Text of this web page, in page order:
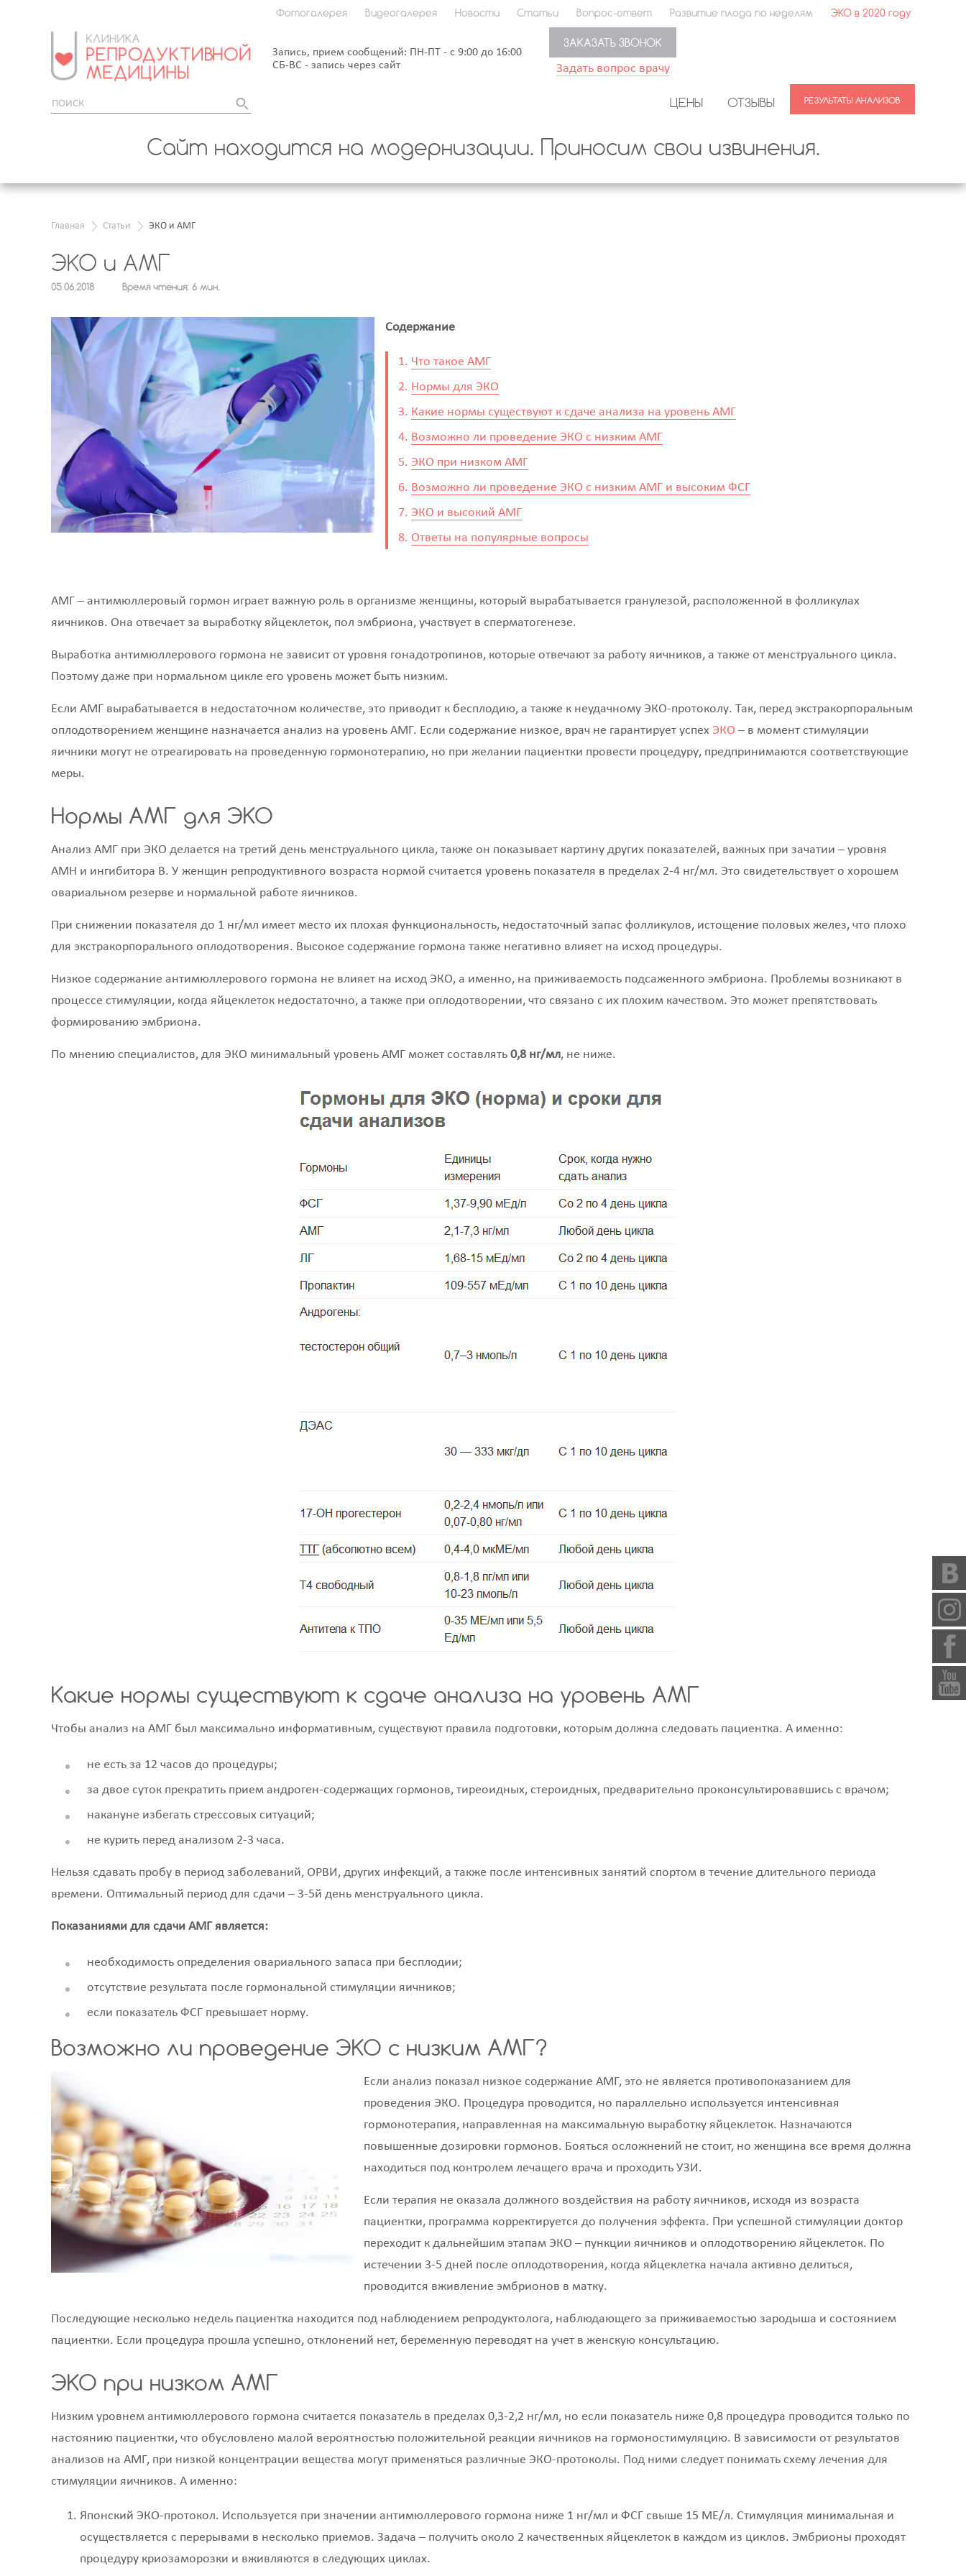
Фотогалерея Видеогалерея Новости Статьи Вопрос-ответ Развитие плода по неделям ЭКО в 2020 году
Запись, прием сообщений: ПН-ПТ - с 9:00 до 16:00
СБ-ВС - запись через сайт
ЗАКАЗАТЬ ЗВОНОК
Задать вопрос врачу
ЦЕНЫ ОТЗЫВЫ
Сайт находится на модернизации. Приносим свои извинения.
Главная Статьи ЭКО и АМГ
ЭКО и АМГ
05.06.2018 Время чтения: 6 мин.
Содержание
Что такое АМГ
Нормы для ЭКО
Какие нормы существуют к сдаче анализа на уровень АМГ
Возможно ли проведение ЭКО с низким АМГ
ЭКО при низком АМГ
Возможно ли проведение ЭКО с низким АМГ и высоким ФСГ
ЭКО и высокий АМГ
Ответы на популярные вопросы
АМГ – антимюллеровый гормон играет важную роль в организме женщины, который вырабатывается гранулезой, расположенной в фолликулах
яичников. Она отвечает за выработку яйцеклеток, пол эмбриона, участвует в сперматогенезе.
Выработка антимюллерового гормона не зависит от уровня гонадотропинов, которые отвечают за работу яичников, а также от менструального цикла.
Поэтому даже при нормальном цикле его уровень может быть низким.
Если АМГ вырабатывается в недостаточном количестве, это приводит к бесплодию, а также к неудачному ЭКО-протоколу. Так, перед экстракорпоральным
оплодотворением женщине назначается анализ на уровень АМГ. Если содержание низкое, врач не гарантирует успех ЭКО – в момент стимуляции
яичники могут не отреагировать на проведенную гормонотерапию, но при желании пациентки провести процедуру, предпринимаются соответствующие
меры.
Нормы АМГ для ЭКО
Анализ АМГ при ЭКО делается на третий день менструального цикла, также он показывает картину других показателей, важных при зачатии – уровня
АМН и ингибитора В. У женщин репродуктивного возраста нормой считается уровень показателя в пределах 2-4 нг/мл. Это свидетельствует о хорошем
овариальном резерве и нормальной работе яичников.
При снижении показателя до 1 нг/мл имеет место их плохая функциональность, недостаточный запас фолликулов, истощение половых желез, что плохо
для экстракорпорального оплодотворения. Высокое содержание гормона также негативно влияет на исход процедуры.
Низкое содержание антимюллерового гормона не влияет на исход ЭКО, а именно, на приживаемость подсаженного эмбриона. Проблемы возникают в
процессе стимуляции, когда яйцеклеток недостаточно, а также при оплодотворении, что связано с их плохим качеством. Это может препятствовать
формированию эмбриона.
По мнению специалистов, для ЭКО минимальный уровень АМГ может составлять 0,8 нг/мл, не ниже.
Какие нормы существуют к сдаче анализа на уровень АМГ
Чтобы анализ на АМГ был максимально информативным, существуют правила подготовки, которым должна следовать пациентка. А именно:
не есть за 12 часов до процедуры;
за двое суток прекратить прием андроген-содержащих гормонов, тиреоидных, стероидных, предварительно проконсультировавшись с врачом;
накануне избегать стрессовых ситуаций;
не курить перед анализом 2-3 часа.
Нельзя сдавать пробу в период заболеваний, ОРВИ, других инфекций, а также после интенсивных занятий спортом в течение длительного периода
времени. Оптимальный период для сдачи – 3-5й день менструального цикла.
Показаниями для сдачи АМГ является:
необходимость определения овариального запаса при бесплодии;
отсутствие результата после гормональной стимуляции яичников;
если показатель ФСГ превышает норму.
Возможно ли проведение ЭКО с низким АМГ?
Если анализ показал низкое содержание АМГ, это не является противопоказанием для
проведения ЭКО. Процедура проводится, но параллельно используется интенсивная
гормонотерапия, направленная на максимальную выработку яйцеклеток. Назначаются
повышенные дозировки гормонов. Бояться осложнений не стоит, но женщина все время должна
находиться под контролем лечащего врача и проходить УЗИ.
Если терапия не оказала должного воздействия на работу яичников, исходя из возраста
пациентки, программа корректируется до получения эффекта. При успешной стимуляции доктор
переходит к дальнейшим этапам ЭКО – пункции яичников и оплодотворению яйцеклеток. По
истечении 3-5 дней после оплодотворения, когда яйцеклетка начала активно делиться,
проводится вживление эмбрионов в матку.
Последующие несколько недель пациентка находится под наблюдением репродуктолога, наблюдающего за приживаемостью зародыша и состоянием
пациентки. Если процедура прошла успешно, отклонений нет, беременную переводят на учет в женскую консультацию.
ЭКО при низком АМГ
Низким уровнем антимюллерового гормона считается показатель в пределах 0,3-2,2 нг/мл, но если показатель ниже 0,8 процедура проводится только по
настоянию пациентки, что обусловлено малой вероятностью положительной реакции яичников на гормоностимуляцию. В зависимости от результатов
анализов на АМГ, при низкой концентрации вещества могут применяться различные ЭКО-протоколы. Под ними следует понимать схему лечения для
стимуляции яичников. А именно:
Японский ЭКО-протокол. Используется при значении антимюллерового гормона ниже 1 нг/мл и ФСГ свыше 15 МЕ/л. Стимуляция минимальная и
осуществляется с перерывами в несколько приемов. Задача – получить около 2 качественных яйцеклеток в каждом из циклов. Эмбрионы проходят
процедуру криозаморозки и вживляются в следующих циклах.